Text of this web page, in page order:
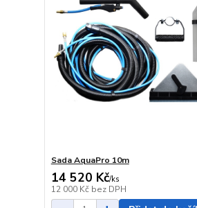
Sada AquaPro 10m
14 520 Kč/ks
12 000 Kč bez DPH